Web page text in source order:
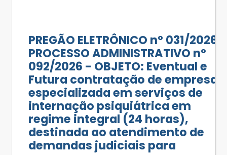
PREGÃO ELETRÔNICO n° 031/2026 -
PROCESSO ADMINISTRATIVO nº
092/2026 - OBJETO: Eventual e
Futura contratação de empresa
especializada em serviços de
internação psiquiátrica em
regime integral (24 horas),
destinada ao atendimento de
demandas judiciais para